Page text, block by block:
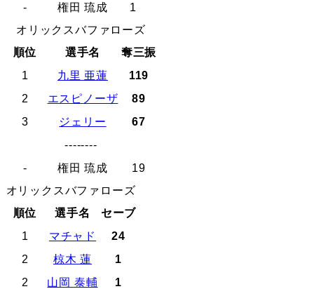
-
権田 琉成
1
オリックスバファローズ
順位
選手名
奪三振
1
九里 亜蓮
119
2
エスピノーザ
89
3
ジェリー
67
--------
-
権田 琉成
19
オリックスバファローズ
順位
選手名
セーブ
1
マチャド
24
2
椋木 蓮
1
2
山岡 泰輔
1